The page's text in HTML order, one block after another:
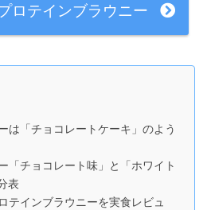
ロテインブラウニー
は「チョコレートケーキ」のよう
「チョコレート味」と「ホワイト
表
テインブラウニーを実食レビュ